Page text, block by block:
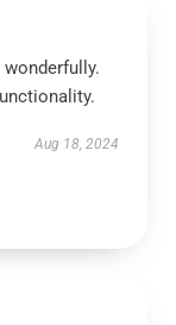
Aug 18, 2024